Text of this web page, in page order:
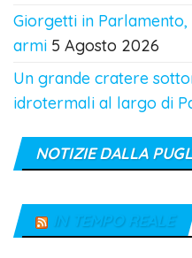
Giorgetti in
armi 5 Agosto 2026
Un grande cratere
idrotermali al largo di
NOTIZIE DALLA
IN TEMPO REALE